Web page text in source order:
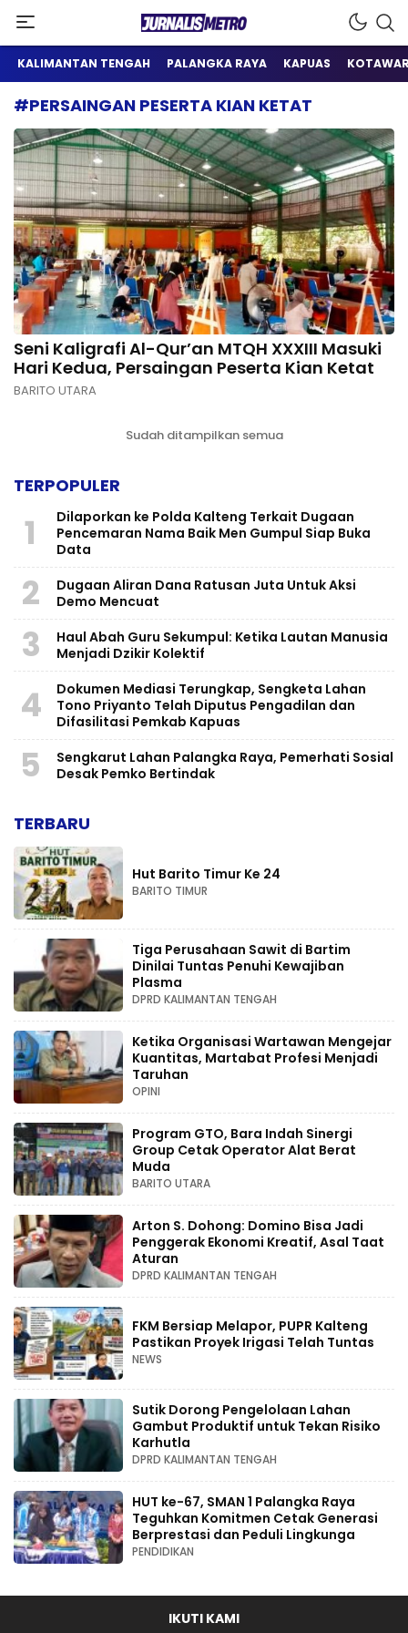
Jurnalis Metro
Satu Wadah Informasi
KALIMANTAN TENGAH PALANGKA RAYA KAPUAS
#PERSAINGAN PESERTA KIAN KETAT
Seni Kaligrafi Al-Qur’an MTQH XXXIII Masuki
Hari Kedua, Persaingan Peserta Kian Ketat
BARITO UTARA
Sudah ditampilkan semua
TERPOPULER
1
Dilaporkan ke Polda Kalteng Terkait Dugaan
Pencemaran Nama Baik Men Gumpul Siap Buka
Data
2
Dugaan Aliran Dana Ratusan Juta Untuk Aksi
Demo Mencuat
3
Haul Abah Guru Sekumpul: Ketika Lautan Manusia
Menjadi Dzikir Kolektif
4
​Dokumen Mediasi Terungkap, Sengketa Lahan
Tono Priyanto Telah Diputus Pengadilan dan
Difasilitasi Pemkab Kapuas
5
Sengkarut Lahan Palangka Raya, Pemerhati Sosial
Desak Pemko Bertindak
TERBARU
Hut Barito Timur Ke 24
BARITO TIMUR
Tiga Perusahaan Sawit di Bartim
Dinilai Tuntas Penuhi Kewajiban
Plasma
DPRD KALIMANTAN TENGAH
Ketika Organisasi Wartawan Mengejar
Kuantitas, Martabat Profesi Menjadi
Taruhan
OPINI
Program GTO, Bara Indah Sinergi
Group Cetak Operator Alat Berat
Muda
BARITO UTARA
Arton S. Dohong: Domino Bisa Jadi
Penggerak Ekonomi Kreatif, Asal Taat
Aturan
DPRD KALIMANTAN TENGAH
FKM Bersiap Melapor, PUPR Kalteng
Pastikan Proyek Irigasi Telah Tuntas
NEWS
Sutik Dorong Pengelolaan Lahan
Gambut Produktif untuk Tekan Risiko
Karhutla
DPRD KALIMANTAN TENGAH
HUT ke-67, SMAN 1 Palangka Raya
Teguhkan Komitmen Cetak Generasi
Berprestasi dan Peduli Lingkunga
PENDIDIKAN
IKUTI KAMI